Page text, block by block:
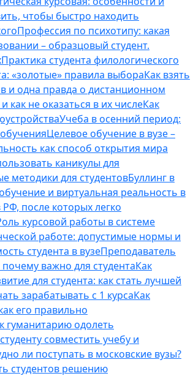
чтобы быстро находить
Профессия по психотипу: какая
– образцовый студент.
Практика студента филологического
«золотые» правила выбораКак взять
и одна правда о дистанционном
не оказаться в их числеКак
Учеба в осенний период:
Целевое обучение в вузе –
как способ открытия мира
каникулы для
методики для студентовБуллинг в
и виртуальная реальность в
РФ, после которых легко
курсовой работы в системе
работе: допустимые нормы и
студента в вузеПреподаватель
важно для студентаКак
для студента: как стать лучшей
зарабатывать с 1 курсаКак
его правильно
гуманитарию одолеть
совместить учебу и
ли поступать в московские вузы?
студентов решению